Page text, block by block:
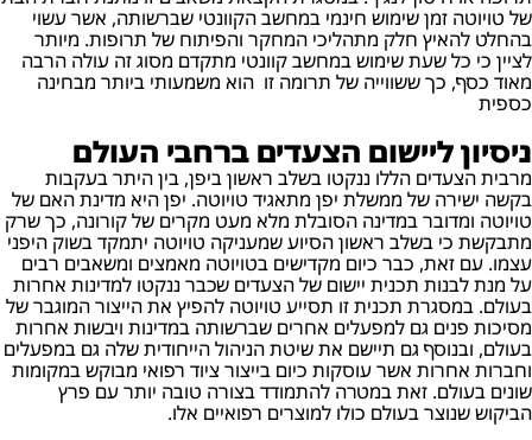
של טויוטה זמן שימוש חינמי במחשב הקוונטי שברשותה, אשר עשוי
בהחלט להאיץ חלק מתהליכי המחקר והפיתוח של תרופות. מיותר
לציין כי כל שעת שימוש במחשב קוונטי מתקדם מסוג זה עולה הרבה
מאוד כסף, כך ששווייה של תרומה זו הוא משמעותי ביותר מבחינה
כספית
ניסיון ליישום הצעדים ברחבי העולם
מרבית הצעדים הללו ננקטו בשלב ראשון ביפן, בין היתר בעקבות
בקשה ישירה של ממשלת יפן מתאגיד טויוטה. יפן היא מדינת האם של
טויוטה ומדובר במדינה הסובלת מלא מעט מקרים של קורונה, כך שרק
מתבקשת כי בשלב ראשון הסיוע שמעניקה טויוטה יתמקד בשוק היפני
עצמו. עם זאת, כבר כיום מקדישים בטויוטה מאמצים ומשאבים רבים
על מנת לבנות תכנית יישום של הצעדים שכבר ננקטו למדינות אחרות
בעולם. במסגרת תכנית זו תסייע טויוטה להפיץ את הייצור המוגבר של
מסיכות פנים גם למפעלים אחרים שברשותה במדינות ויבשות אחרות
בעולם, ובנוסף גם תיישם את שיטת הניהול הייחודית שלה גם במפעלים
וחברות אחרות אשר עוסקות כיום בייצור ציוד רפואי מבוקש במקומות
שונים בעולם. זאת במטרה להתמודד בצורה טובה יותר עם פרץ
הביקוש שנוצר בעולם כולו למוצרים רפואיים אלו.